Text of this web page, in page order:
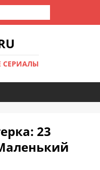
СЕРИАЛЫ
23